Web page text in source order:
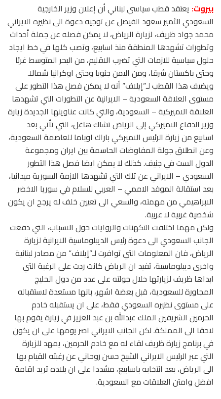
بيروت: يعتقد قطب سياسي لبناني أن إعلان وزير الخارجية
السعودي الأمير سعود الفيصل عن توجيه دعوة الى نظيره الايراني
محمد جواد ظريف، لزيارة الرياض، لا يمكن فصله عن جملة أحداث
وتطورات تشهدها المنطقة منذ اسابيع، وتصب كلها في خط ايجاد
حلول سياسية للازمات التي تضرب الاقليم، من البحر المتوسط غربًا
وحتى باكستان شرقا، ومن اليمن جنوبا وحتى اوكرانيا شمالا.
ويضيف هذا القطب لـ”إيلاف” أنه لا يمكن فصل هذا التطور على
مستوى العلاقة السعودية – الايرانية عن التطورات التي تشهدها
العلاقة الاميركية – السعودية، والتي كانت عناوينها الجديدة زيارة
وزير الدفاع الاميركي إلى الرياض تشاك هاغل، التي تأتي بعد
اسابيع من زيارة الرئيس الاميركي باراك اوباما للعاصمة السعودية،
وعن انطلاق جولة المفاوضات الحاسمة بين ايران ومجموعة
الدول الست في جنيف. كذلك لا يمكن ايضا فصل هذا التطور
السعودي – الايراني عن تلك التي تشهدها الازمة السورية ميدانيا،
بعد استقالة الموفد الاممي – العربي للسلام في سوريا الاخضر
الابراهيمي من مهمته، والسعي الى تعيين خلف له يرجح ان يكون
شخصية غربية لا عربية.
ولكن مهما اختلفت التكهنات والروايات حول الاسباب، التي دفعت
الجانب السعودي الى دعوة رئيس الديبلوماسية الايرانية لزيارة
الرياض، فان المعلومات التي توافرت لـ”إيلاف” من مصادر لبنانية
واخرى ديبلوماسية، تفيد ان الرياض كانت ردت على الرغبة التي
ابداها ظريف لزيارتها خلال جولته على عدد من دول الخليج
المجاورة للسعودية، قبل بعضة اشهر، بانها مستعدة لاستقباله
على مستوى نظيره السعودي فقط، على ان يستقبله خادم
الحرمين الشريفين الملك عبدالله بن عبد العزيز في زيارة يقوم بها
لاحقا الى المملكة. لكن الجانب الايراني اصر يومها على ان يكون
في برنامج زيارة ظريف لقاء له مع خادم الحرمين، يمهد للزيارة
التي عبر الرئيس الايراني الشيخ حسن روحاني عن رغبته القيام بها
الى الرياض، بعد انتخابه باسابيع، مشددا على ان بلاده تريد اقامة
افضل وامتن العلاقات مع السعودية.